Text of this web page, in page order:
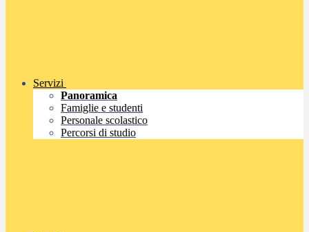
Servizi
Panoramica
Famiglie e studenti
Personale scolastico
Percorsi di studio